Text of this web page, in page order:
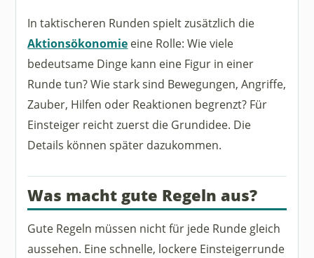
In taktischeren Runden spielt zusätzlich die
Aktionsökonomie eine Rolle: Wie viele
bedeutsame Dinge kann eine Figur in einer
Runde tun? Wie stark sind Bewegungen, Angriffe,
Zauber, Hilfen oder Reaktionen begrenzt? Für
Einsteiger reicht zuerst die Grundidee. Die
Details können später dazukommen.
Was macht gute Regeln aus?
Gute Regeln müssen nicht für jede Runde gleich
aussehen. Eine schnelle, lockere Einsteigerrunde